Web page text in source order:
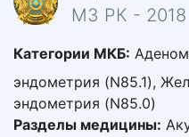
МЗ РК - 2018
Категории МКБ:
эндометрия (N85.1),
эндометрия (N85.0)
Разделы медицины: